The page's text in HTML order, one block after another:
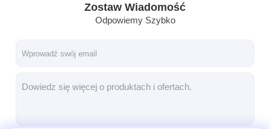
Zostaw Wiadomość
Odpowiemy Szybko